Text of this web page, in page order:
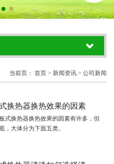
当前页： 首页 > 新闻资讯 > 公司新闻
换热器换热效果的因素
式换热器换热效果的因素有许多，但
，大体分为下面五类。